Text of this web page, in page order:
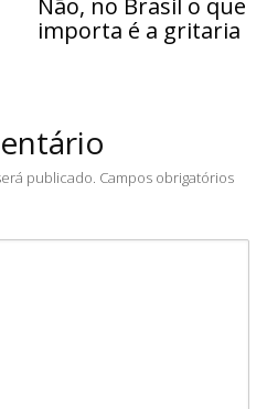
importa é a gritaria
publicado. Campos obrigatórios